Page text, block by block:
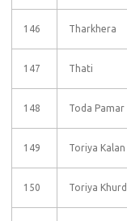
146 Tharkhera
147 Thati
148 Toda Pamar
149 Toriya Kalan
150 Toriya Khurd